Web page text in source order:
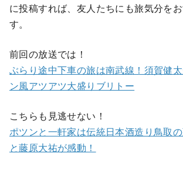
に投稿すれば、友人たちにも旅気分を
す。
前回の放送では！
ぶらり途中下車の旅は南武線！須賀健
ン風アツアツ大盛りブリトー
こちらも見逃せない！
ポツンと一軒家は伝統日本酒造り鳥取
と藤原大祐が感動！